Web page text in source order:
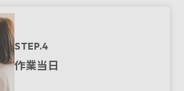
STEP.4
作業当日